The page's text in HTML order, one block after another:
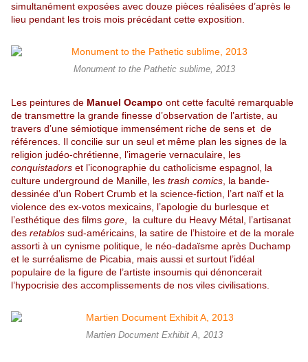
simultanément exposées avec douze pièces réalisées d’après le
lieu pendant les trois mois précédant cette exposition.
Monument to the Pathetic sublime, 2013
Les peintures de Manuel Ocampo ont cette faculté remarquable
de transmettre la grande finesse d’observation de l’artiste, au
travers d’une sémiotique immensément riche de sens et de
références. Il concilie sur un seul et même plan les signes de la
religion judéo-chrétienne, l’imagerie vernaculaire, les
conquistadors et l’iconographie du catholicisme espagnol, la
culture underground de Manille, les trash comics , la bande-
dessinée d’un Robert Crumb et la science-fiction, l’art naïf et la
violence des ex-votos mexicains, l’apologie du burlesque et
l’esthétique des films gore , la culture du Heavy Métal, l’artisanat
des retablos sud-américains, la satire de l’histoire et de la morale
assorti à un cynisme politique, le néo-dadaïsme après Duchamp
et le surréalisme de Picabia, mais aussi et surtout l’idéal
populaire de la figure de l’artiste insoumis qui dénoncerait
l’hypocrisie des accomplissements de nos viles civilisations.
Martien Document Exhibit A, 2013